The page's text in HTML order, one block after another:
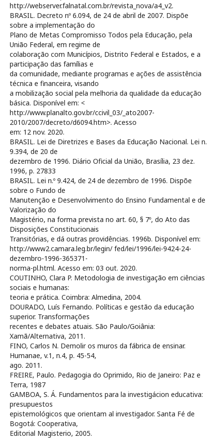
http://webserver.falnatal.com.br/revista_nova/a4_v2.
BRASIL. Decreto nº 6.094, de 24 de abril de 2007. Dispõe
sobre a implementação do
Plano de Metas Compromisso Todos pela Educação, pela
União Federal, em regime de
colaboração com Municípios, Distrito Federal e Estados, e a
participação das famílias e
da comunidade, mediante programas e ações de assistência
técnica e financeira, visando
a mobilização social pela melhoria da qualidade da educação
básica. Disponível em: <
http://www.planalto.gov.br/ccivil_03/_ato2007-
2010/2007/decreto/d6094.htm>. Acesso
em: 12 nov. 2020.
BRASIL. Lei de Diretrizes e Bases da Educação Nacional. Lei n.
9.394, de 20 de
dezembro de 1996. Diário Oficial da União, Brasília, 23 dez.
1996, p. 27833
BRASIL. Lei n.º 9.424, de 24 de dezembro de 1996. Dispõe
sobre o Fundo de
Manutenção e Desenvolvimento do Ensino Fundamental e de
Valorização do
Magistério, na forma prevista no art. 60, § 7º, do Ato das
Disposições Constitucionais
Transitórias, e dá outras providências. 1996b. Disponível em:
http://www2.camara.leg.br/legin/ fed/lei/1996/lei-9424-24-
dezembro-1996-365371-
norma-pl.html. Acesso em: 03 out. 2020.
COUTINHO, Clara P. Metodologia de investigação em ciências
sociais e humanas:
teoria e prática. Coimbra: Almedina, 2004.
DOURADO, Luís Fernando. Políticas e gestão da educação
superior. Transformações
recentes e debates atuais. São Paulo/Goiânia:
Xamã/Alternativa, 2011.
FINO, Carlos N. Demolir os muros da fábrica de ensinar.
Humanae, v.1, n.4, p. 45-54,
ago. 2011.
FREIRE, Paulo. Pedagogia do Oprimido, Rio de Janeiro: Paz e
Terra, 1987
GAMBOA, S. Á. Fundamentos para la investigácion educativa:
presupuestos
epistemológicos que orientam al investigador. Santa Fé de
Bogotá: Cooperativa,
Editorial Magisterio, 2005.